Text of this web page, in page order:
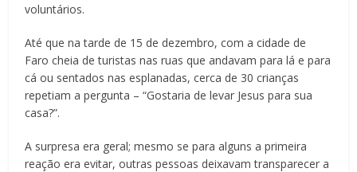
voluntários.
Até que na tarde de 15 de dezembro, com a cidade de
Faro cheia de turistas nas ruas que andavam para lá e para
cá ou sentados nas esplanadas, cerca de 30 crianças
repetiam a pergunta – “Gostaria de levar Jesus para sua
casa?”.
A surpresa era geral; mesmo se para alguns a primeira
reação era evitar, outras pessoas deixavam transparecer a